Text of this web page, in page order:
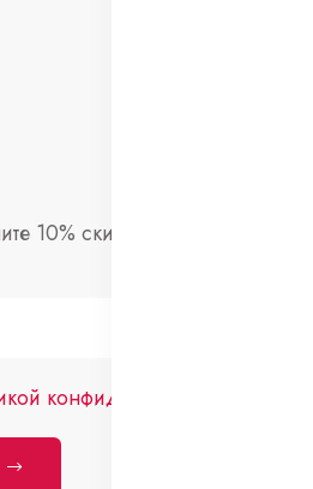
10% скидки на первый
конфиденциальности